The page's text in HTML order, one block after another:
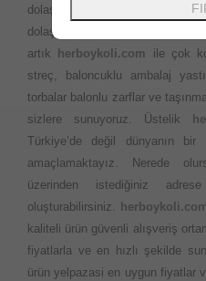
dolaşmanıza gerek yok.
dolaşarak rica ile bulmaya
artık
herboykoli.com ile çok
streç, baloncuklu ambalaj
torbalar balonlu zarflar ve
sizlere sunuyoruz. Üstelik
Türkiye’de değil dünyanın
amaçlamaktayız. Nerede
üzerinden istediğiniz
oluşturabilirsiniz.
kaliteli ürün güvenli alışveriş
fiyatlarla ve en hızlı şekilde
ürün yelpazasi en uygun fiyatlar